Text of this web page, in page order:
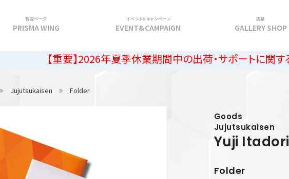
特設ページ
PRISMA WING
イベント＆キャンペーン
EVENT&CAMPAIGN
店舗
GALLERY SHOP
重要】2026年夏季休業期間中の出荷・サポートに関するご案内
Jujutsukaisen Folder
Goods
Jujutsukaisen
Yuji Itadori
Folder